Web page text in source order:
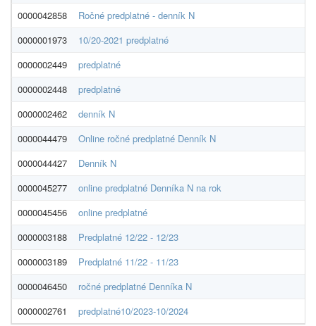
0000042858
Ročné predplatné - denník N
0000001973
10/20-2021 predplatné
0000002449
predplatné
0000002448
predplatné
0000002462
denník N
0000044479
Online ročné predplatné Denník N
0000044427
Denník N
0000045277
online predplatné Denníka N na rok
0000045456
online predplatné
0000003188
Predplatné 12/22 - 12/23
0000003189
Predplatné 11/22 - 11/23
0000046450
ročné predplatné Denníka N
0000002761
predplatné10/2023-10/2024